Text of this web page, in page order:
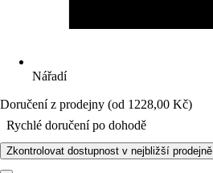
Nářadí
Doručení z prodejny (od 1228,00 Kč)
Rychlé doručení po dohodě
Zkontrolovat dostupnost v nejbližší prodejně